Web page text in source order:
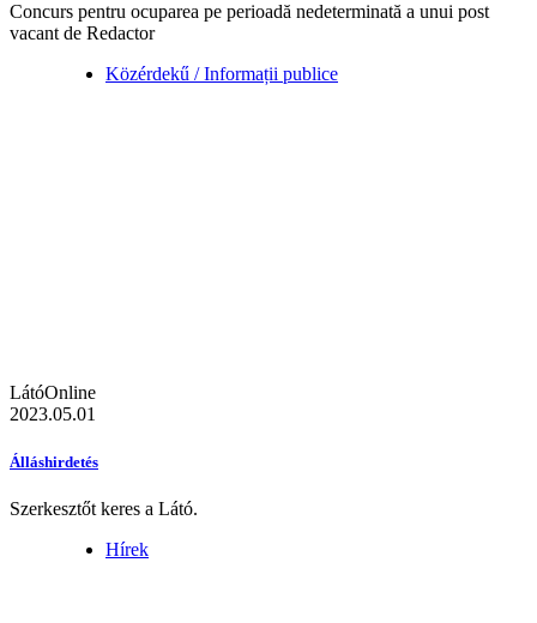
Concurs pentru ocuparea pe perioadă nedeterminată a unui post
vacant de Redactor
Közérdekű / Informații publice
LátóOnline
2023.05.01
Álláshirdetés
Szerkesztőt keres a Látó.
Hírek